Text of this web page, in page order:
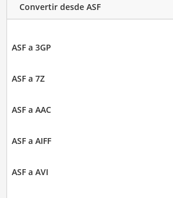
Convertir desde ASF
ASF a 3GP
ASF a 7Z
ASF a AAC
ASF a AIFF
ASF a AVI